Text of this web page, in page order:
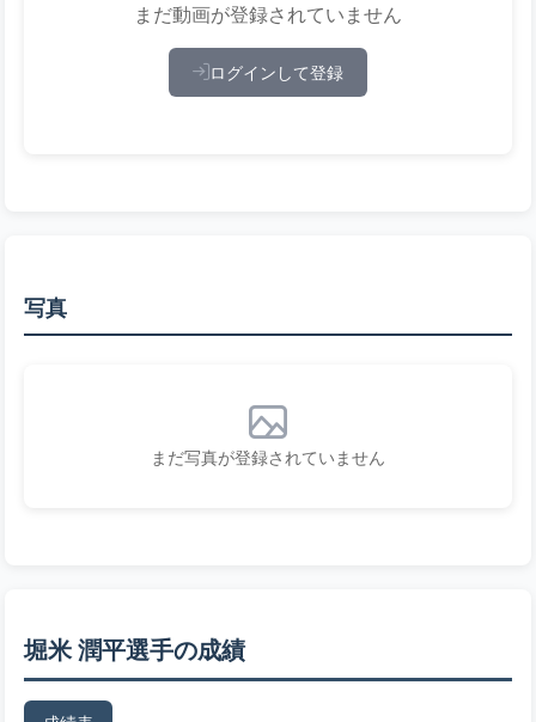
まだ動画が登録されていません
ログインして登録
写真
まだ写真が登録されていません
堀米 潤平選手の成績